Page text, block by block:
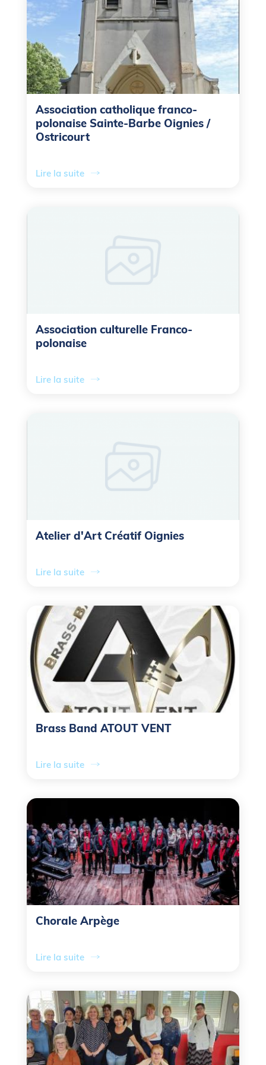
Association catholique franco-
polonaise Sainte-Barbe Oignies /
Ostricourt
Lire la suite
Association culturelle Franco-
polonaise
Lire la suite
Atelier d'Art Créatif Oignies
Lire la suite
Brass Band ATOUT VENT
Lire la suite
Chorale Arpège
Lire la suite